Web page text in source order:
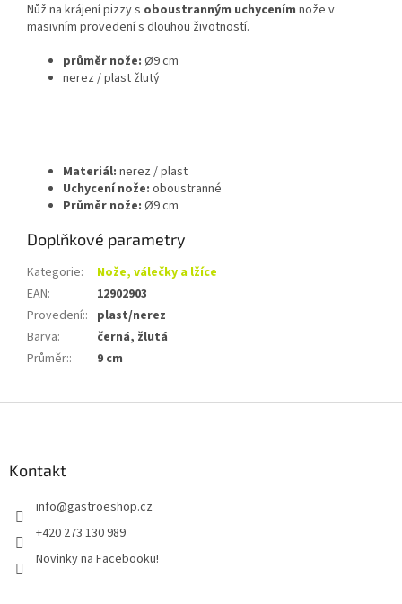
Nůž na krájení pizzy s oboustranným uchycením nože v
masivním provedení s dlouhou životností.
průměr nože: Ø9 cm
nerez / plast žlutý
Materiál: nerez / plast
Uchycení nože: oboustranné
Průměr nože: Ø9 cm
Doplňkové parametry
Kategorie:
Nože, válečky a lžíce
EAN:
12902903
Provedení:: plast/nerez
Barva:
černá, žlutá
Průměr:: 9 cm
Kontakt
info@gastroeshop.cz
+420 273 130 989
Novinky na Facebooku!